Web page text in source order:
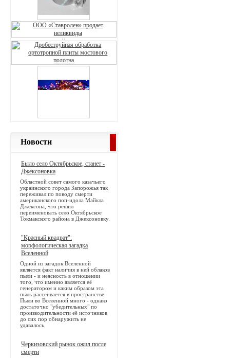
Новости
Было село Октябрьское, станет -
Джексоновка
Областной совет самого казачьего
украинского города Запорожья так
переживал по поводу смерти
американского поп-идола Майкла
Джексона, что решил
переименовать село Октябрьское
Токмакского района в Джексоновку.
"Красный квадрат":
морфологическая загадка
Вселенной
Одной из загадок Вселенной
является факт наличия в ней облаков
пыли - и неясность в отношении
того, что именно является её
генератором и каким образом эта
пыль рассеивается в пространстве.
Пыли во Вселенной много - однако
достаточно "убедительных" по
производительности её источников
до сих пор обнаружить не
удавалось.
Черкизовский рынок ожил после
смерти